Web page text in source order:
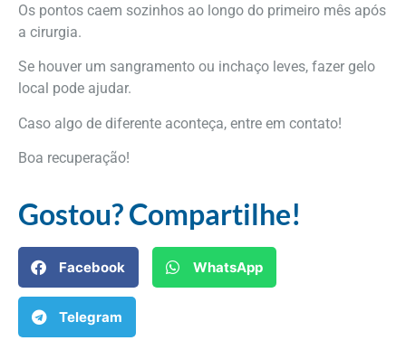
Os pontos caem sozinhos ao longo do primeiro mês após
a cirurgia.
Se houver um sangramento ou inchaço leves, fazer gelo
local pode ajudar.
Caso algo de diferente aconteça, entre em contato!
Boa recuperação!
Gostou? Compartilhe!
Facebook WhatsApp
Telegram